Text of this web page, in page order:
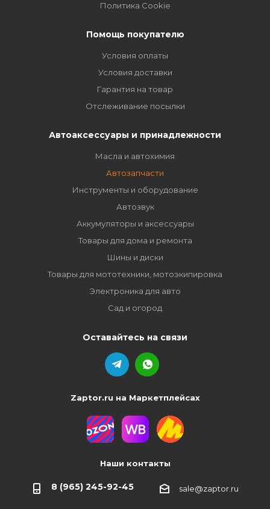
Политика Cookie
Помощь покупателю
Условия оплаты
Условия доставки
Гарантия на товар
Отслеживание посылки
Автоаксессуары и принадлежности
Масла и автохимия
Автозапчасти
Инструменты и оборудование
Автозвук
Аккумуляторы и аксессуары
Товары для дома и ремонта
Шины и диски
Товары для мототехники, мотоэкипировка
Электроника для авто
Сад и огород
Оставайтесь на связи
Zaptor.ru на Маркетплейсах
Наши контакты
8 (965) 245-92-45 sale@zaptor.ru